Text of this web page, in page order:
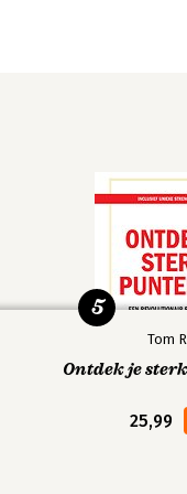
Tom
Ontdek je
25,99
5